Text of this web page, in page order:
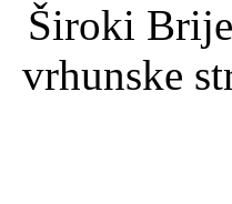
Široki
vrhunske